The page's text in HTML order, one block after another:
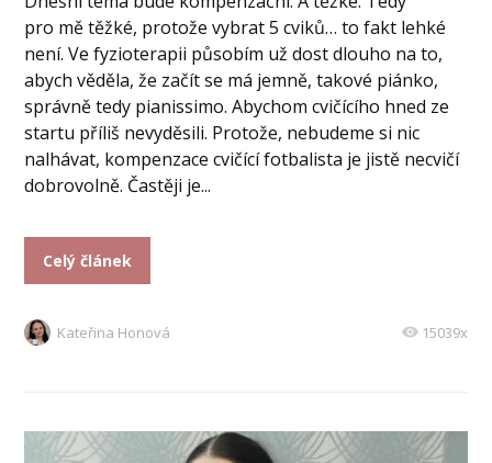
pro mě těžké, protože vybrat 5 cviků… to fakt lehké
není. Ve fyzioterapii působím už dost dlouho na to,
abych věděla, že začít se má jemně, takové piánko,
správně tedy pianissimo. Abychom cvičícího hned ze
startu příliš nevyděsili. Protože, nebudeme si nic
nalhávat, kompenzace cvičící fotbalista je jistě necvičí
dobrovolně. Častěji je...
Celý článek
Kateřina Honová 15039x